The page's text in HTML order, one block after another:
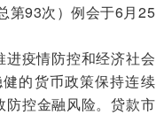
第93次）例会于6月25
疫情防控和经济社会
的货币政策保持连续
防控金融风险。贷款市